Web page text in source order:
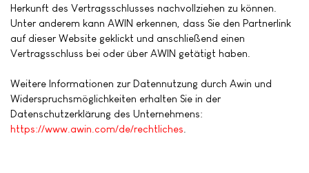
Herkunft des Vertragsschlusses nachvollziehen zu können.
Unter anderem kann AWIN erkennen, dass Sie den Partnerlink
auf dieser Website geklickt und anschließend einen
Vertragsschluss bei oder über AWIN getätigt haben.
Weitere Informationen zur Datennutzung durch Awin und
Widerspruchsmöglichkeiten erhalten Sie in der
Datenschutzerklärung des Unternehmens:
https://www.awin.com/de/rechtliches